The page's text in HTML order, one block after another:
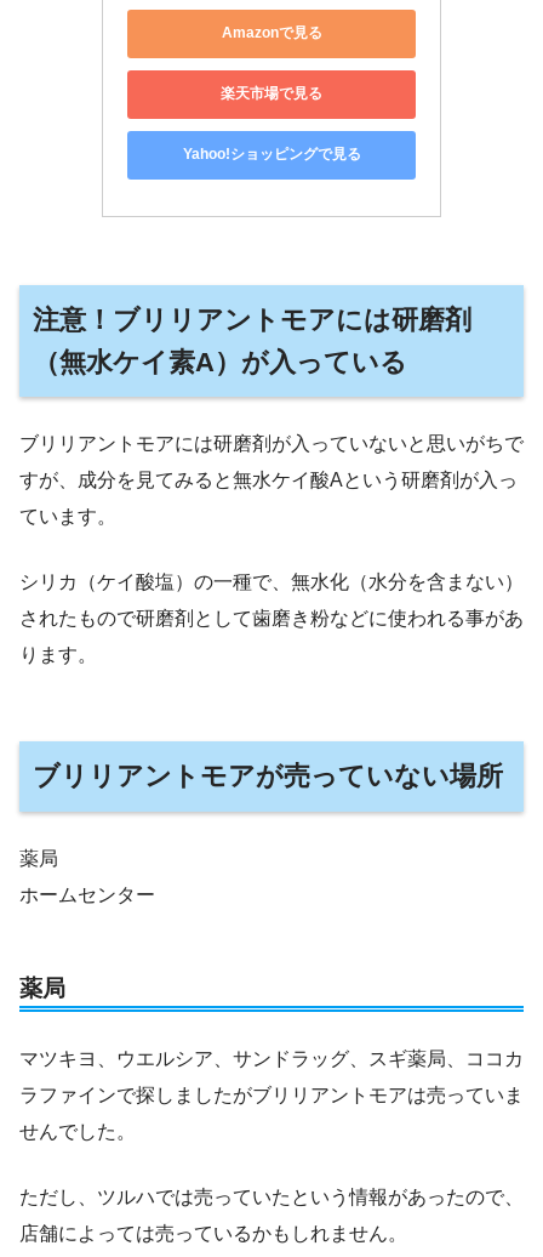
Amazonで見る
楽天市場で見る
Yahoo!ショッピングで見る
注意！ブリリアントモアには研磨剤
（無水ケイ素A）が入っている
ブリリアントモアには研磨剤が入っていないと思いがちで
すが、成分を見てみると無水ケイ酸Aという研磨剤が入っ
ています。
シリカ（ケイ酸塩）の一種で、無水化（水分を含まない）
されたもので研磨剤として歯磨き粉などに使われる事があ
ります。
ブリリアントモアが売っていない場所
薬局
ホームセンター
薬局
マツキヨ、ウエルシア、サンドラッグ、スギ薬局、ココカ
ラファインで探しましたがブリリアントモアは売っていま
せんでした。
ただし、ツルハでは売っていたという情報があったので、
店舗によっては売っているかもしれません。